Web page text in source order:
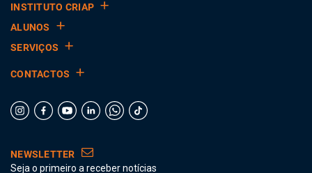
INSTITUTO CRIAP
ALUNOS
SERVIÇOS
CONTACTOS
NEWSLETTER
Seja o primeiro a receber notícias